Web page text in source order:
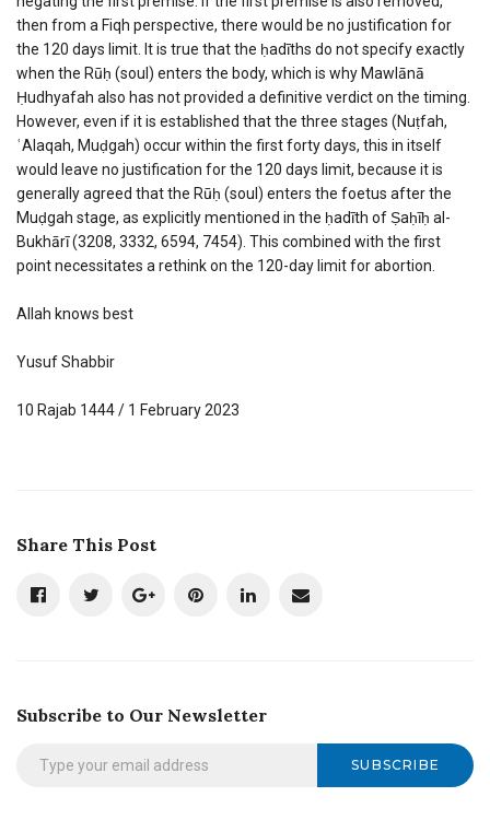
then from a Fiqh perspective, there would be no justification for
the 120 days limit. It is true that the ḥadīths do not specify exactly
when the Rūḥ (soul) enters the body, which is why Mawlānā
Ḥudhyafah also has not provided a definitive verdict on the timing.
However, even if it is established that the three stages (Nuṭfah,
ʿAlaqah, Muḍgah) occur within the first forty days, this in itself
would leave no justification for the 120 days limit, because it is
generally agreed that the Rūḥ (soul) enters the foetus after the
Muḍgah stage, as explicitly mentioned in the ḥadīth of Ṣaḥīḥ al-
Bukhārī (3208, 3332, 6594, 7454). This combined with the first
point necessitates a rethink on the 120-day limit for abortion.
Allah knows best
Yusuf Shabbir
10 Rajab 1444 / 1 February 2023
Share This Post
Subscribe to Our Newsletter
SUBSCRIBE